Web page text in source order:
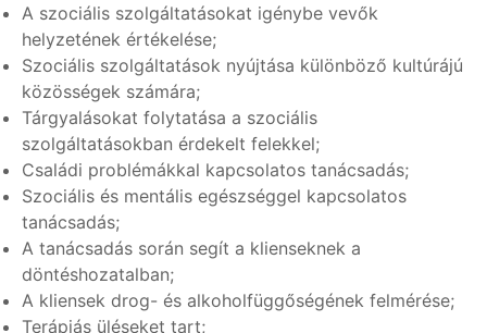
A szociális szolgáltatásokat igénybe vevők
helyzetének értékelése;
Szociális szolgáltatások nyújtása különböző kultúrájú
közösségek számára;
Tárgyalásokat folytatása a szociális
szolgáltatásokban érdekelt felekkel;
Családi problémákkal kapcsolatos tanácsadás;
Szociális és mentális egészséggel kapcsolatos
tanácsadás;
A tanácsadás során segít a klienseknek a
döntéshozatalban;
A kliensek drog- és alkoholfüggőségének felmérése;
Terápiás üléseket tart;